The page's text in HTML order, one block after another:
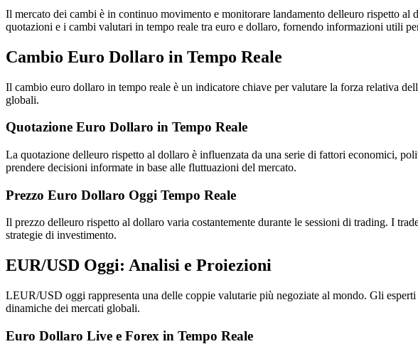
Il mercato dei cambi è in continuo movimento e monitorare landamento delleuro rispetto
quotazioni e i cambi valutari in tempo reale tra euro e dollaro, fornendo informazioni utili
Cambio Euro Dollaro in Tempo Reale
Il cambio euro dollaro in tempo reale è un indicatore chiave per valutare la forza relativa
globali.
Quotazione Euro Dollaro in Tempo Reale
La quotazione delleuro rispetto al dollaro è influenzata da una serie di fattori economici,
prendere decisioni informate in base alle fluttuazioni del mercato.
Prezzo Euro Dollaro Oggi Tempo Reale
Il prezzo delleuro rispetto al dollaro varia costantemente durante le sessioni di trading. I
strategie di investimento.
EUR/USD Oggi: Analisi e Proiezioni
LEUR/USD oggi rappresenta una delle coppie valutarie più negoziate al mondo. Gli
dinamiche dei mercati globali.
Euro Dollaro Live e Forex in Tempo Reale